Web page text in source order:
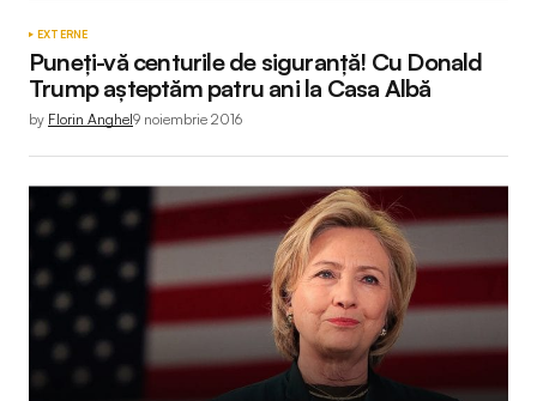
EXTERNE
Puneți-vă centurile de siguranță! Cu Donald
Trump așteptăm patru ani la Casa Albă
by Florin Anghel9 noiembrie 2016